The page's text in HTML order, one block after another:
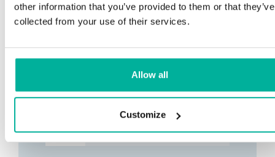
other information that you’ve provided to them or that they’ve
collected from your use of their services.
Allow all
Customize